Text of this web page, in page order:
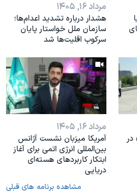
مرداد ۱۶, ۱۴۰۵
هشدار درباره تشدید اعدام‌ها؛
سازمان ملل خواستار پایان
سرکوب اقلیت‌ها شد
مرداد ۱۶, ۱۴۰۵
آمریکا میزبان نشست آژانس
بین‌المللی انرژی اتمی برای آغاز
ابتکار کاربردهای هسته‌ای
دریایی
مشاهده برنامه های قبلی